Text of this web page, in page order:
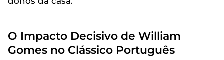
O Impacto Decisivo de William
Gomes no Clássico Português